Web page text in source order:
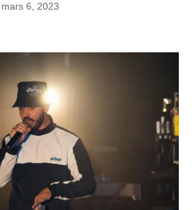
mars 6, 2023